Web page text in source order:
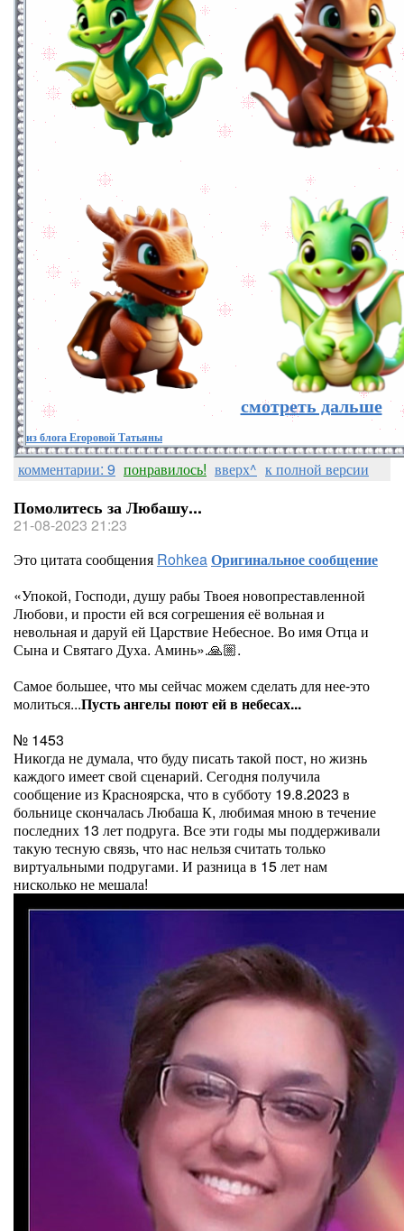
смотреть дальше
из блога Егоровой Татьяны
комментарии: 9 понравилось! вверх^ к полной версии
Помолитесь за Любашу...
21-08-2023 21:23
Это цитата сообщения RohkeaОригинальное сообщение
«Упокой, Господи, душу рабы Твоея новопреставленной
Любови, и прости ей вся согрешения её вольная и
невольная и даруй ей Царствие Небесное. Во имя Отца и
Сына и Святаго Духа. Аминь».🙏🏼.
Самое большее, что мы сейчас можем сделать для нее-это
молиться...Пусть ангелы поют ей в небесах...
№ 1453
Никогда не думала, что буду писать такой пост, но жизнь
каждого имеет свой сценарий. Сегодня получила
сообщение из Красноярска, что в субботу 19.8.2023 в
больнице скончалась Любаша К, любимая мною в течение
последних 13 лет подруга. Все эти годы мы поддерживали
такую тесную связь, что нас нельзя считать только
виртуальными подругами. И разница в 15 лет нам
нисколько не мешала!